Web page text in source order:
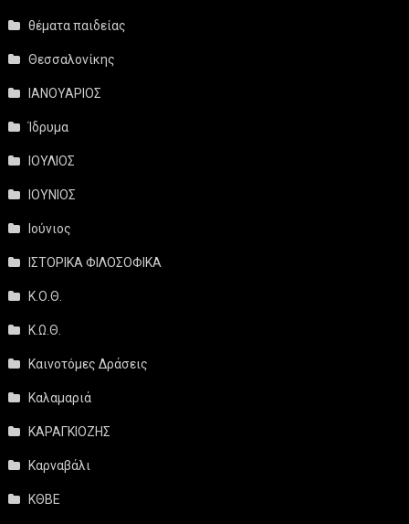
θέματα παιδείας
Θεσσαλονίκης
ΙΑΝΟΥΑΡΙΟΣ
Ίδρυμα
ΙΟΥΛΙΟΣ
ΙΟΥΝΙΟΣ
Ιούνιος
ΙΣΤΟΡΙΚΑ ΦΙΛΟΣΟΦΙΚΑ
Κ.Ο.Θ.
Κ.Ω.Θ.
Καινοτόμες Δράσεις
Καλαμαριά
ΚΑΡΑΓΚΙΟΖΗΣ
Καρναβάλι
ΚΘΒΕ